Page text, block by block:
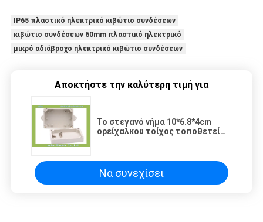
IP65 πλαστικό ηλεκτρικό κιβώτιο συνδέσεων
κιβώτιο συνδέσεων 60mm πλαστικό ηλεκτρικό
μικρό αδιάβροχο ηλεκτρικό κιβώτιο συνδέσεων
Αποκτήστε την καλύτερη τιμή για
Το στεγανό νήμα 10*6.8*4cm
ορείχαλκου τοίχος τοποθετεί
Να συνεχίσει